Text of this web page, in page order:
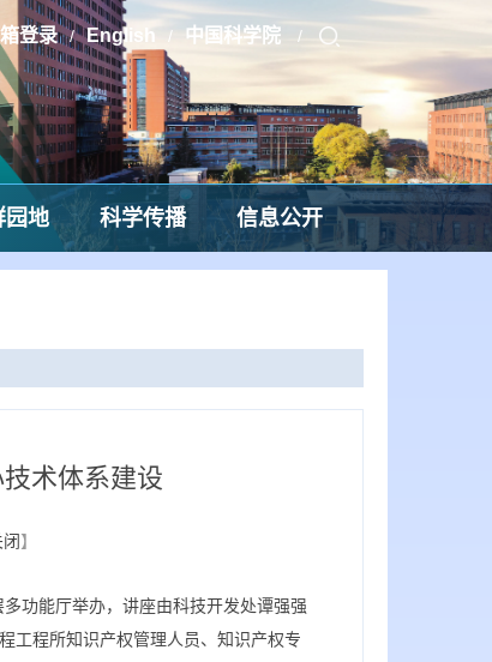
登录 / English / 中国科学院 /
园地 科学传播 信息公开
术体系建设
】
功能厅举办，讲座由科技开发处谭强强
工程所知识产权管理人员、知识产权专